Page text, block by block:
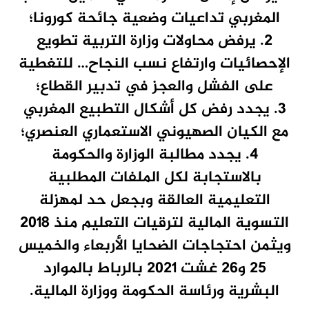
المغربي تداعيات وضعية جائحة كورونا؛
2. يرفض محاولات وزارة التربية تطويع
الإحصائيات وارتفاع نسب النجاح… للتغطية
على الفشل والعجز في تدبير القطاع؛
3. يجدد رفض كل أشكال التطبيع المغربي
مع الكيان الصهيوني الاستعماري العنصري؛
4. يجدد مطالبة الوزارة والحكومة
بالاستجابة لكل الملفات المطلبية
التعليمية العالقة وبجعل حد لمهزلة
التسوية المالية لترقيات التعليم منذ 2018
ويثمن احتجاجات الضحايا الأربعاء والخميس
25 و26 غشت 2021 بالرباط بالموارد
البشرية ورئاسة الحكومة ووزارة المالية.